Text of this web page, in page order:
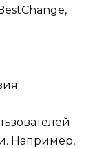
Например,